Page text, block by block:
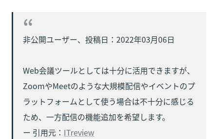
非公開ユーザー、投稿日：2022年03月06日
Web会議ツールとしては十分に活用できますが、
ZoomやMeetのような大規模配信やイベントのプ
ラットフォームとして使う場合は不十分に感じる
ため、一方配信の機能追加を希望します。
ー 引用元： ITreview